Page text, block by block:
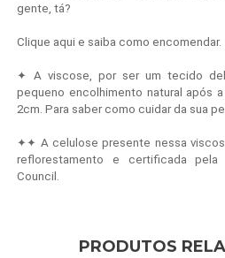
gente, tá?
Clique aqui e saiba como encomendar.
✦ A viscose, por ser um tecido
pequeno encolhimento natural após
2cm. Para saber como cuidar da sua
✦✦ A celulose presente nessa
reflorestamento e certificada pela
Council.
PRODUTOS